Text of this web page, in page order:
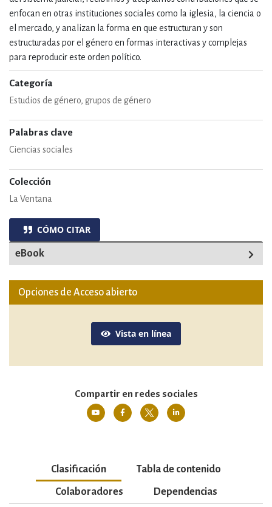
enfocan en otras instituciones sociales como la iglesia, la ciencia o
el mercado, y analizan la forma en que estructuran y son
estructuradas por el género en formas interactivas y complejas
para reproducir este orden político.
Categoría
Estudios de género, grupos de género
Palabras clave
Ciencias sociales
Colección
La Ventana
CÓMO CITAR
eBook
Opciones de Acceso abierto
Vista en línea
Compartir en redes sociales
Clasificación Tabla de contenido
Colaboradores Dependencias